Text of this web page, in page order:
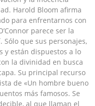
Harold Bloom afirma
para enfrentarnos con
parece ser la
que sus personajes,
y están dispuestos a lo
la divinidad en busca
Su principal recurso
de «Un hombre bueno
más famosos. Se
al que llaman el